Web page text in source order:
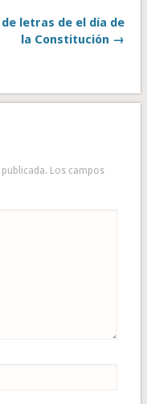
de letras de el día de
la Constitución →
Los campos